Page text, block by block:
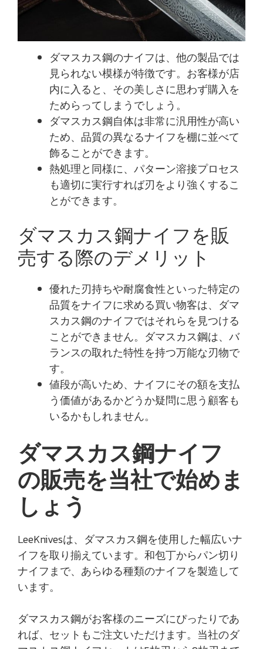
ダマスカス鋼のナイフは、他の製品では
見られない模様が特徴です。お客様が店
内に入ると、その美しさに思わず購入を
ためらってしまうでしょう。
ダマスカス鋼自体は非常に汎用性が高い
ため、品質の異なるナイフを棚に並べて
飾ることができます。
熱処理と同様に、パターン溶接プロセス
も適切に実行すれば刃をより強くするこ
とができます。
ダマスカス鋼ナイフを販
売する際のデメリット
優れた刃持ちや耐腐食性といった特定の
品質をナイフに求める買い物客は、ダマ
スカス鋼のナイフではそれらを見つける
ことができません。ダマスカス鋼は、バ
ランスの取れた特性を持つ万能な刃物で
す。
値段が高いため、ナイフにその額を支払
う価値があるかどうか疑問に思う顧客も
いるかもしれません。
ダマスカス鋼ナイフ
の販売を当社で始めま
しょう
LeeKnivesは、ダマスカス鋼を使用した幅広いナ
イフを取り揃えています。和包丁からパン切り
ナイフまで、あらゆる種類のナイフを製造して
います。
ダマスカス鋼がお客様のニーズにぴったりであ
れば、セットもご注文いただけます。当社のダ